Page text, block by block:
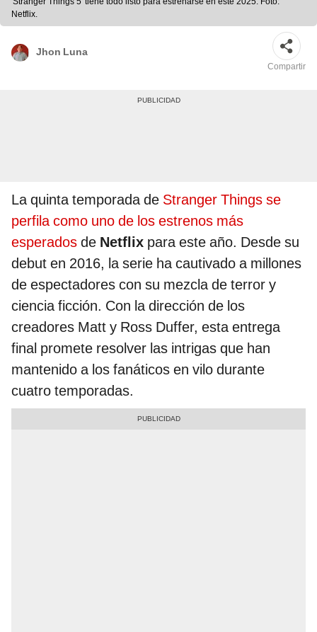
Netflix.
Jhon Luna
Compartir
La quinta temporada de Stranger Things se
perfila como uno de los estrenos más
esperados de Netflix para este año. Desde su
debut en 2016, la serie ha cautivado a millones
de espectadores con su mezcla de terror y
ciencia ficción. Con la dirección de los
creadores Matt y Ross Duffer, esta entrega
final promete resolver las intrigas que han
mantenido a los fanáticos en vilo durante
cuatro temporadas.